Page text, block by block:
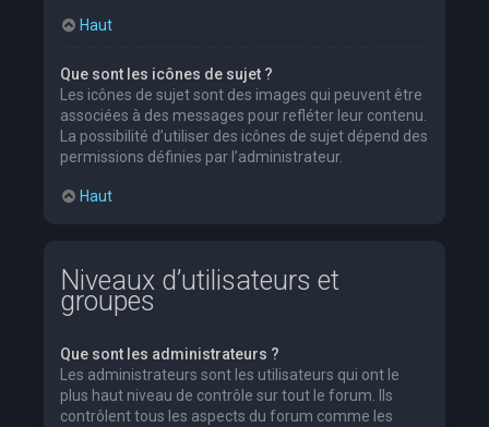
Haut
Que sont les icônes de sujet ?
Les icônes de sujet sont des images qui peuvent être
associées à des messages pour refléter leur contenu.
La possibilité d’utiliser des icônes de sujet dépend des
permissions définies par l’administrateur.
Haut
Niveaux d’utilisateurs et
groupes
Que sont les administrateurs ?
Les administrateurs sont les utilisateurs qui ont le
plus haut niveau de contrôle sur tout le forum. Ils
contrôlent tous les aspects du forum comme les